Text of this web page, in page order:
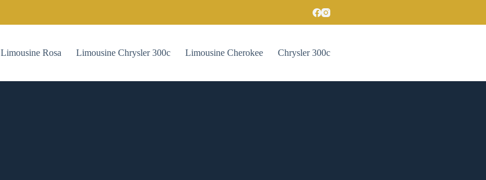
Limousine Rosa Limousine Chrysler 300c Limousine Cherokee Chrysler 300c